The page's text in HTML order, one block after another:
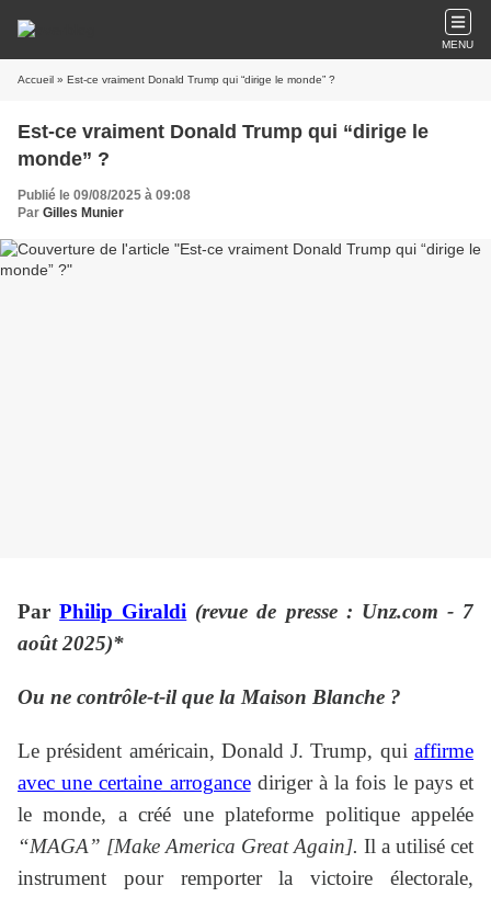
MENU
Accueil » Est-ce vraiment Donald Trump qui “dirige le monde” ?
Est-ce vraiment Donald Trump qui “dirige le
monde” ?
Publié le 09/08/2025 à 09:08
Par Gilles Munier
ParPhilip Giraldi (revue de presse : Unz.com - 7
août 2025)*
Ou ne contrôle-t-il que la Maison Blanche ?
Le président américain, Donald J. Trump, qui affirme
avec une certaine arrogancediriger à la fois le pays et
le monde, a créé une plateforme politique appelée
“MAGA” [Make America Great Again]. Il a utilisé cet
instrument pour remporter la victoire électorale,